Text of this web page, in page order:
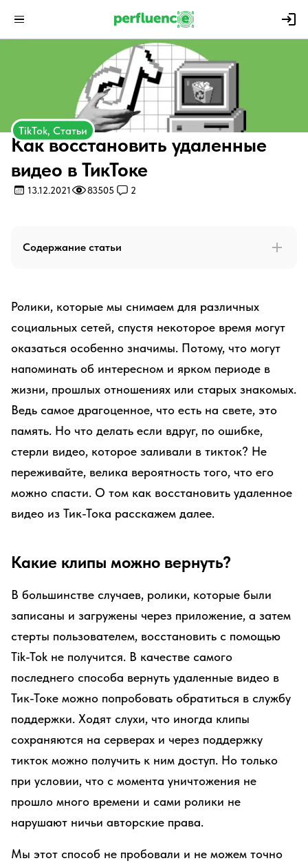
TikTok, Статьи
Как восстановить удаленные
видео в ТикТоке
13.12.2021 83505 2
Содержание статьи
Ролики, которые мы снимаем для различных
социальных сетей, спустя некоторое время могут
оказаться особенно значимы. Потому, что могут
напоминать об интересном и ярком периоде в
жизни, прошлых отношениях или старых знакомых.
Ведь самое драгоценное, что есть на свете, это
память. Но что делать если вдруг, по ошибке,
стерли видео, которое заливали в тикток? Не
переживайте, велика вероятность того, что его
можно спасти. О том как восстановить удаленное
видео из Тик-Тока расскажем далее.
Какие клипы можно вернуть?
В большинстве случаев, ролики, которые были
записаны и загружены через приложение, а затем
стерты пользователем, восстановить с помощью
Tik-Tok не получится. В качестве самого
последнего способа вернуть удаленные видео в
Тик-Токе можно попробовать обратиться в службу
поддержки. Ходят слухи, что иногда клипы
сохраняются на серверах и через поддержку
тикток можно получить к ним доступ. Но только
при условии, что с момента уничтожения не
прошло много времени и сами ролики не
нарушают ничьи авторские права.
Мы этот способ не пробовали и не можем точно